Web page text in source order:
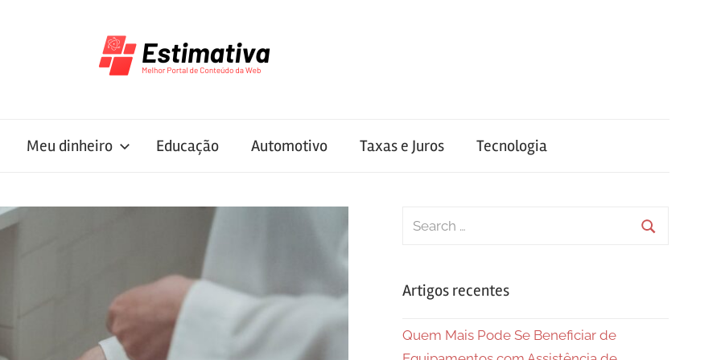
Meu dinheiro Educação Automotivo Taxas e Juros Tecnologia
Search
Artigos recentes
Quem Mais Pode Se Beneficiar de